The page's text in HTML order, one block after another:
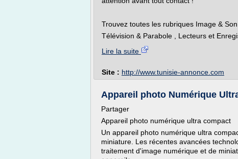
Trouvez toutes les rubriques Image &
Télévision & Parabole , Lecteurs et
Lire la suite
Site : http://www.tunisie-annonce.com
Appareil photo Numérique
Partager
Appareil photo numérique ultra compact
Un appareil photo numérique ultra
miniature. Les récentes avancées
traitement d'image numérique et de